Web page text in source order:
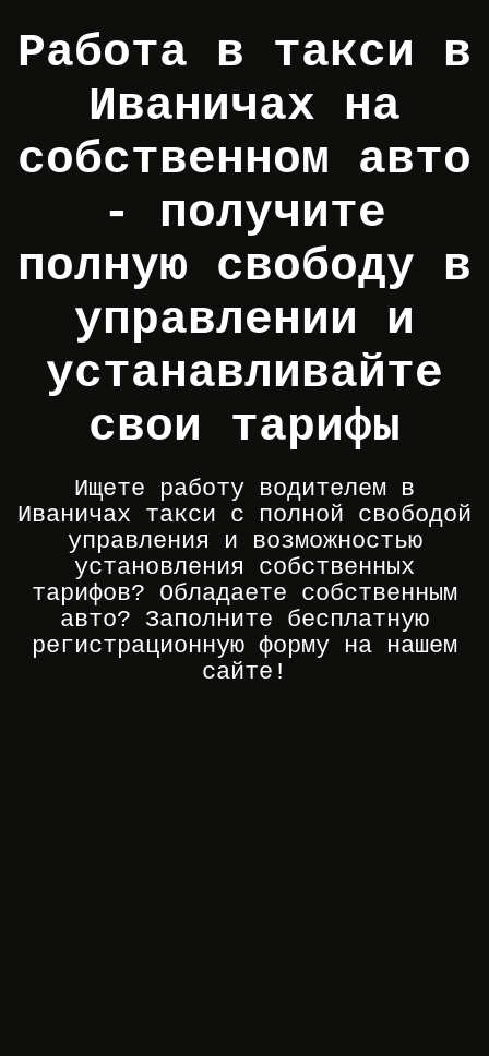
Работа в такси в
Иваничах на
собственном авто
- получите
полную свободу в
управлении и
устанавливайте
свои тарифы
Ищете работу водителем в
Иваничах такси с полной свободой
управления и возможностью
установления собственных
тарифов? Обладаете собственным
авто? Заполните бесплатную
регистрационную форму на нашем
сайте!